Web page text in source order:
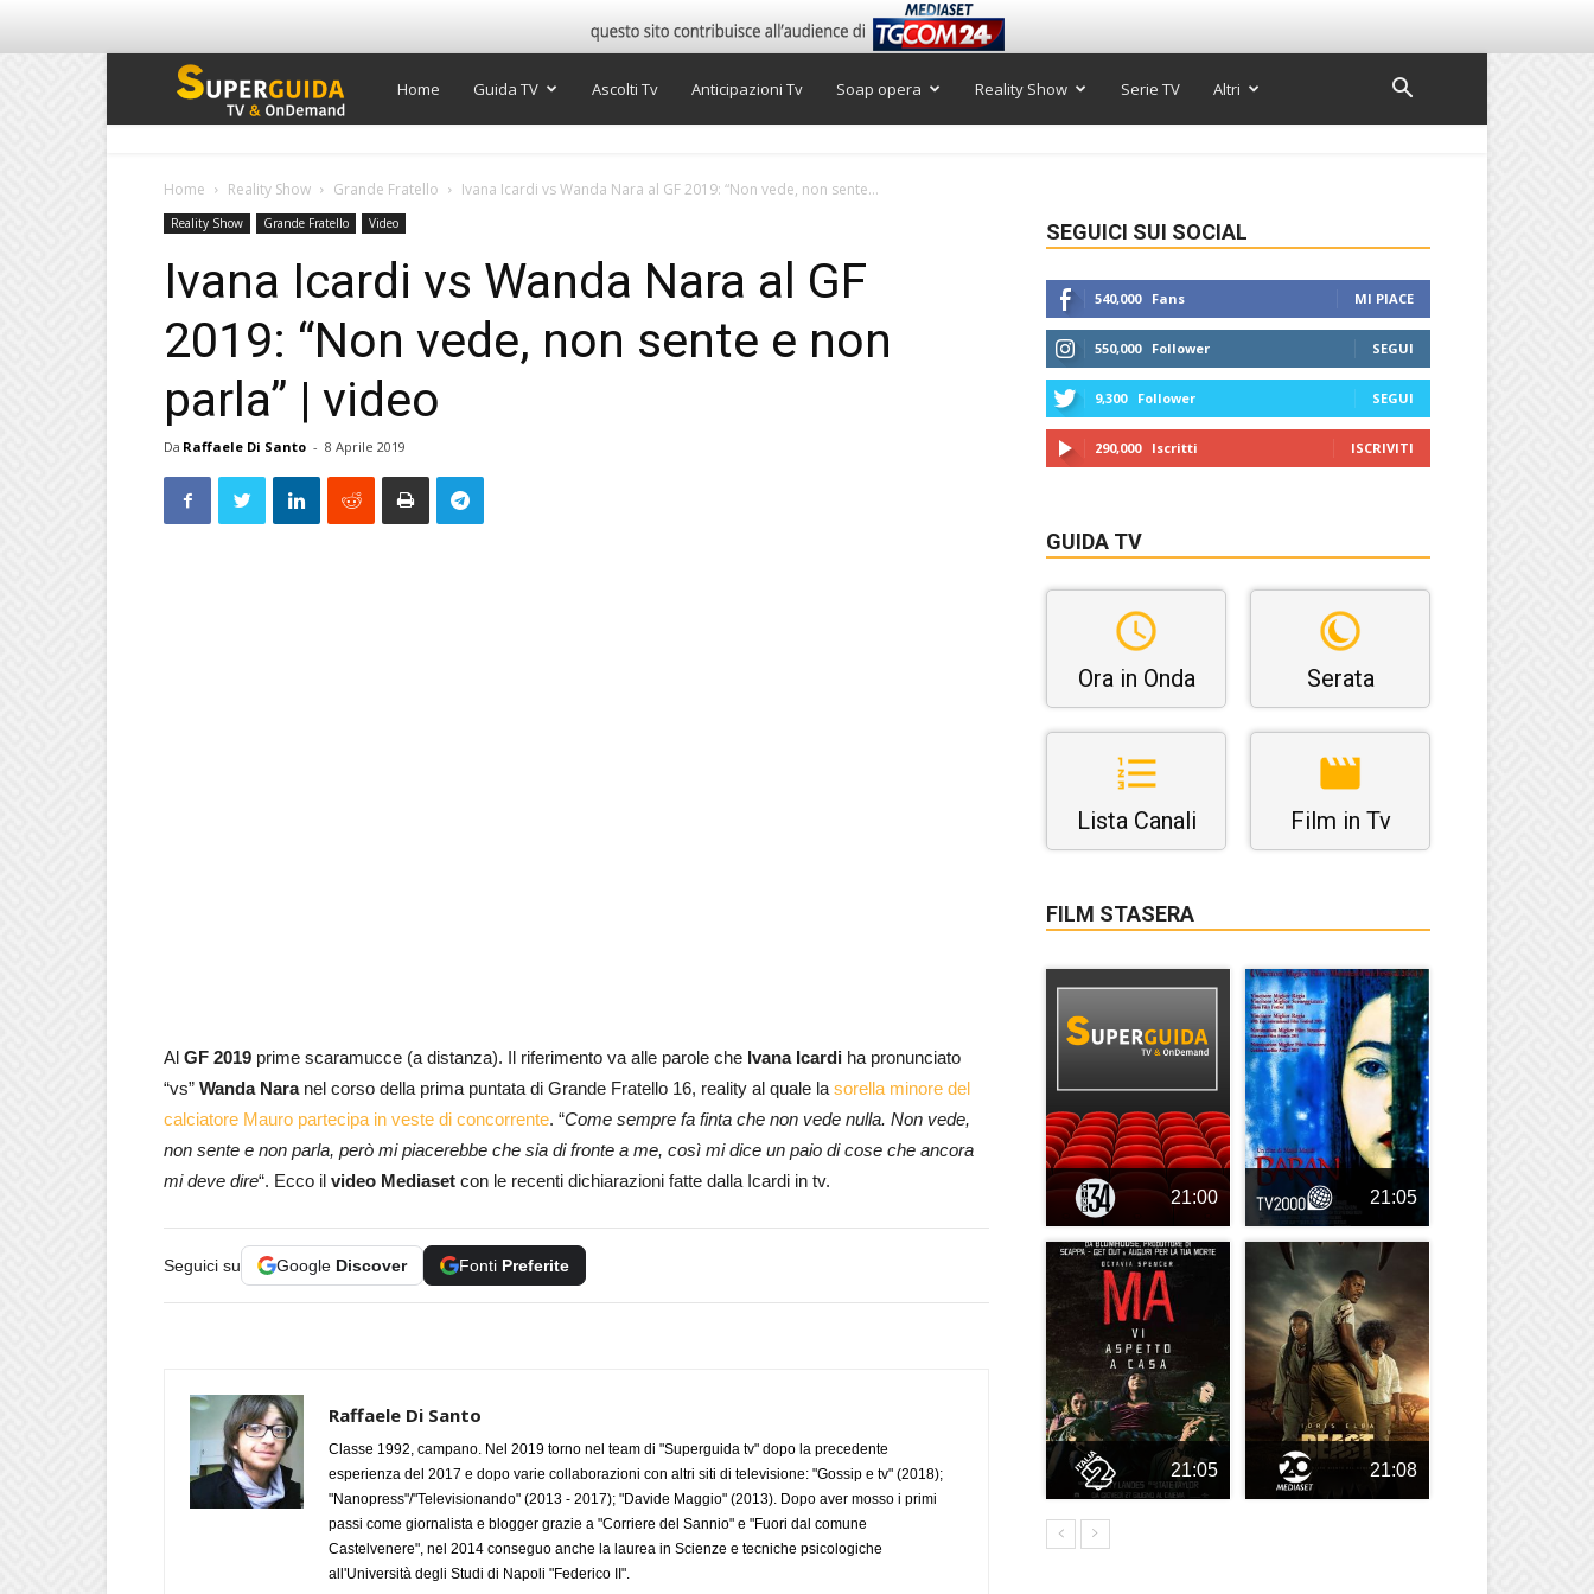
Super
TV
Home Guida TV Ascolti Tv Anticipazioni Tv Soap opera Reality Show Serie TV Altri
Home Reality Show Grande Fratello Ivana Icardi vs Wanda Nara al GF 2019: “Non vede, non sente...
Reality Show Grande Fratello Video
Ivana Icardi vs Wanda Nara al GF
2019: “Non vede, non sente e non
parla” | video
Da Raffaele Di Santo - 8 Aprile 2019
Al GF 2019 prime scaramucce (a distanza). Il riferimento va alle parole che Ivana Icardi ha pronunciato
“vs” Wanda Naranel corso della prima puntata di Grande Fratello 16, reality al quale la sorella minore del
calciatore Mauro partecipa in veste di concorrente. “Come sempre fa finta che non vede nulla. Non vede,
non sente e non parla, però mi piacerebbe che sia di fronte a me, così mi dice un paio di cose che ancora
mi deve dire“. Ecco il video Mediaset con le recenti dichiarazioni fatte dalla Icardi in tv.
Seguici su Google Discover Fonti Preferite
Raffaele Di Santo
Classe 1992, campano. Nel 2019 torno nel team di "Superguida tv" dopo la precedente
esperienza del 2017 e dopo varie collaborazioni con altri siti di televisione: "Gossip e tv" (2018);
"Nanopress"/"Televisionando" (2013 - 2017); "Davide Maggio" (2013). Dopo aver mosso i primi
passi come giornalista e blogger grazie a "Corriere del Sannio" e "Fuori dal comune
Castelvenere", nel 2014 conseguo anche la laurea in Scienze e tecniche psicologiche
all'Università degli Studi di Napoli "Federico II".
SEGUICI SUI SOCIAL
540,000 Fans MI PIACE
550,000 Follower SEGUI
9,300 Follower SEGUI
290,000 Iscritti ISCRIVITI
GUIDA TV
Ora in Onda Serata
Lista Canali Film in Tv
FILM STASERA
21:00 21:05
21:05 21:08